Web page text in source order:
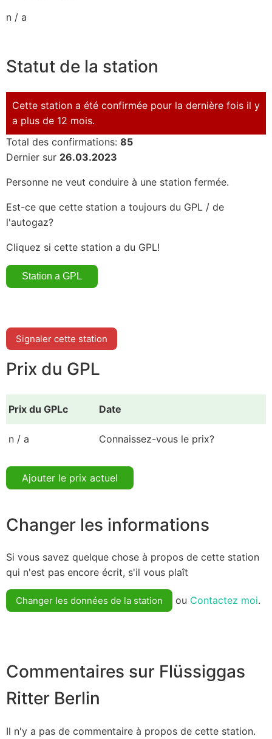
n / a
Statut de la station
Cette station a été confirmée pour la dernière fois il y
a plus de 12 mois.
Total des confirmations: 85
Dernier sur 26.03.2023
Personne ne veut conduire à une station fermée.
Est-ce que cette station a toujours du GPL / de
l'autogaz?
Cliquez si cette station a du GPL!
Signaler cette station
Prix du GPL
Prix du GPLc Date
n / a Connaissez-vous le prix?
Ajouter le prix actuel
Changer les informations
Si vous savez quelque chose à propos de cette station
qui n'est pas encore écrit, s'il vous plaît
Changer les données de la station ou Contactez moi.
Commentaires sur Flüssiggas
Ritter Berlin
Il n'y a pas de commentaire à propos de cette station.